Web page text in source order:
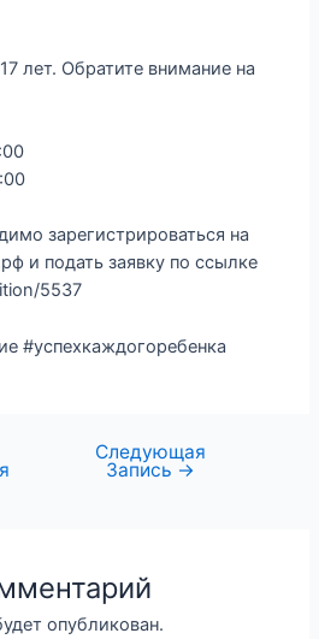
лет. Обратите внимание на
зарегистрироваться на
и подать заявку по ссылке
5537
#успехкаждогоребенка
Следующая
Запись →
опубликован.